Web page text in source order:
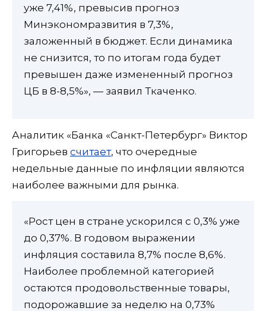
уже 7,41%, превысив прогноз
Минэкономразвития в 7,3%,
заложенный в бюджет. Если динамика
не снизится, то по итогам года будет
превышен даже измененный прогноз
ЦБ в 8-8,5%», — заявил Ткаченко.
Аналитик «Банка «Санкт-Петербург» Виктор
Григорьев считает, что очередные
недельные данные по инфляции являются
наиболее важными для рынка.
«Рост цен в стране ускорился с 0,3% уже
до 0,37%. В годовом выражении
инфляция составила 8,7% после 8,6%.
Наиболее проблемной категорией
остаются продовольственные товары,
подорожавшие за неделю на 0,73%